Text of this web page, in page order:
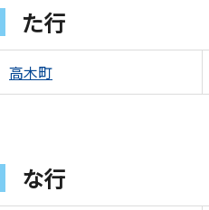
た行
高木町
な行